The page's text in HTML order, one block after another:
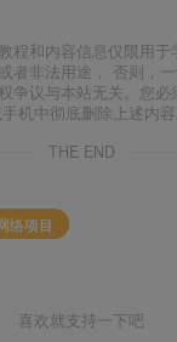
程和内容信息仅限用
者非法用途， 否则，一
争议与本站无关。您
机中彻底删除上述内容
THE END
络项目
喜欢就支持一下吧